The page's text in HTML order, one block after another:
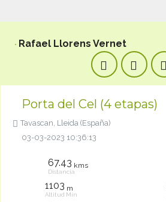
Rafael Llorens Vernet
Porta del Cel (4 etapas)
Tavascan, Lleida (España)
03-03-2023 10:36:13
67.43 kms
Distancia
1103 m
Altitud Mín